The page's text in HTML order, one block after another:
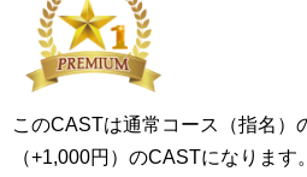
このCASTは通常コース（指名）
（+1,000円）のCASTになります。